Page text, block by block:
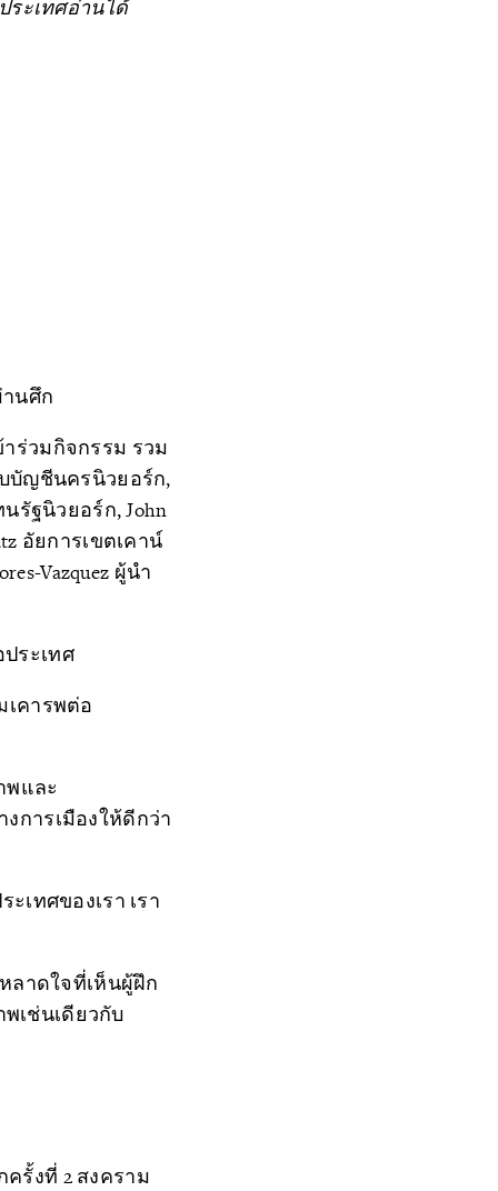
ะเทศอ่านได้
นศึก
ร่วมกิจกรรม รวม
บบัญชีนครนิวยอร์ก,
นรัฐนิวยอร์ก, John
อัยการเขตเคาน์
Vazquez ผู้นำ
ระเทศ
เคารพต่อ
พและ
การเมืองให้ดีกว่า
เทศของเรา เรา
ลาดใจที่เห็นผู้ฝึก
เช่นเดียวกับ
รั้งที่ 2 สงคราม